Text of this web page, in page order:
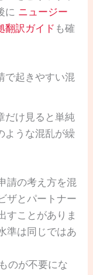
に ニュージー
翻訳ガイド も確
で起きやすい混
だけ見ると単純
ような混乱が繰
請の考え方を混
ザとパートナー
すことがありま
準は同じではあ
のが不要にな